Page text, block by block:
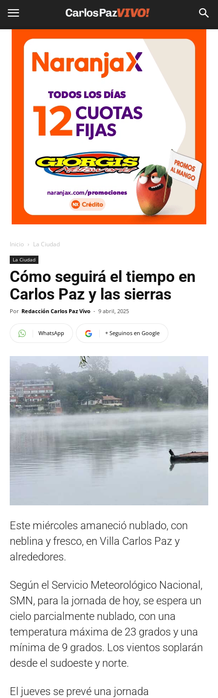
Inicio La Ciudad
La Ciudad
Cómo seguirá el tiempo en
Carlos Paz y las sierras
Por Redacción Carlos Paz Vivo - 9 abril, 2025
WhatsApp + Seguinos en Google
Este miércoles amaneció nublado, con
neblina y fresco, en Villa Carlos Paz y
alrededores.
Según el Servicio Meteorológico Nacional,
SMN, para la jornada de hoy, se espera un
cielo parcialmente nublado, con una
temperatura máxima de 23 grados y una
mínima de 9 grados. Los vientos soplarán
desde el sudoeste y norte.
El jueves se prevé una jornada